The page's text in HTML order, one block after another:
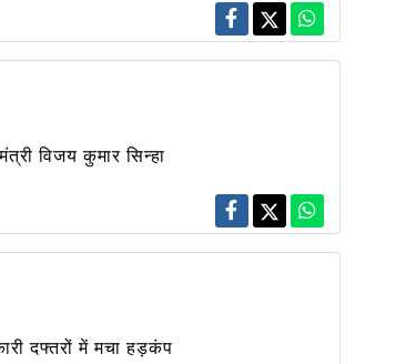
विजय कुमार सिन्हा
दफ्तरों में मचा हड़कंप